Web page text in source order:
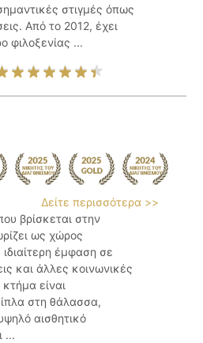
στιγμές όπως
Από το 2012, έχει
φιλοξενίας ...
Δείτε περισσότερα >>
βρίσκεται στην
ως χώρος
έμφαση σε
και άλλες κοινωνικές
είναι
στη θάλασσα,
αισθητικό
...